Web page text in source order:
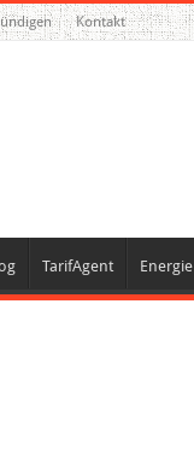
Kontakt
TarifAgent Energie